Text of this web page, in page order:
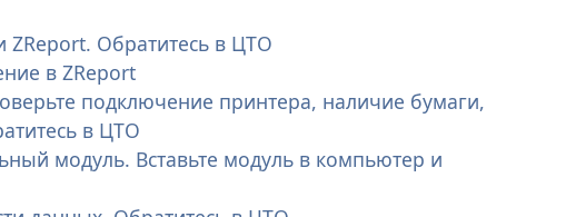
ZReport. Обратитесь в ЦТО
в ZReport
подключение принтера, наличие бумаги,
в ЦТО
модуль. Вставьте модуль в компьютер и